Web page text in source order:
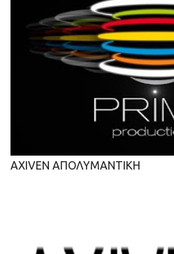
AXIVEN ΑΠΟΛΥΜΑΝΤΙΚΗ